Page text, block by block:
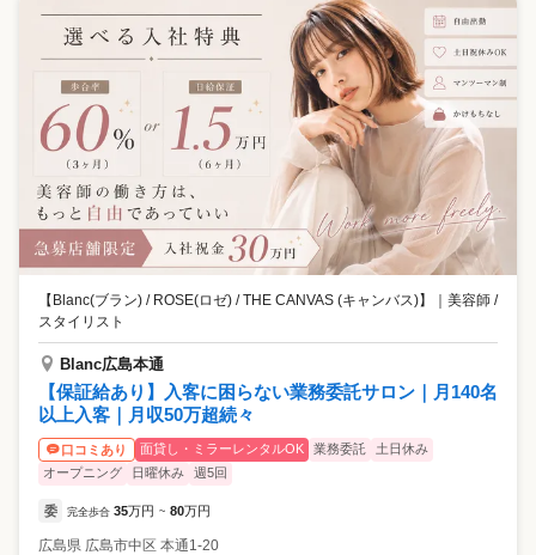
【Blanc(ブラン) / ROSE(ロゼ) / THE CANVAS (キャンバス)】 ｜ 美容師 /
スタイリスト
Blanc広島本通
【保証給あり】入客に困らない業務委託サロン｜月140名
以上入客｜月収50万超続々
口コミあり 面貸し・ミラーレンタルOK 業務委託
土日休み
オープニング
日曜休み 週5回
委 完全歩合 35万円 ~ 80万円
広島県 広島市中区 本通1-20